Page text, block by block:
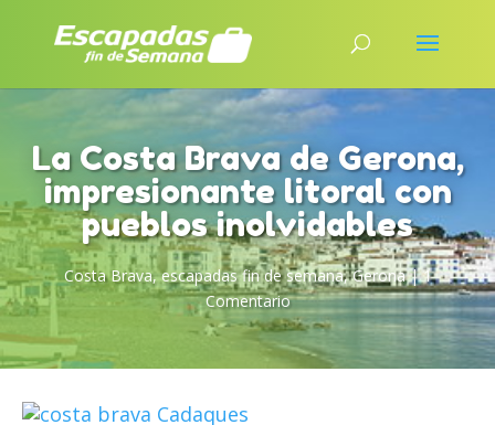
La Costa Brava de Gerona,
impresionante litoral con
pueblos inolvidables
Costa Brava,escapadas fin de semana,Gerona|1
Comentario